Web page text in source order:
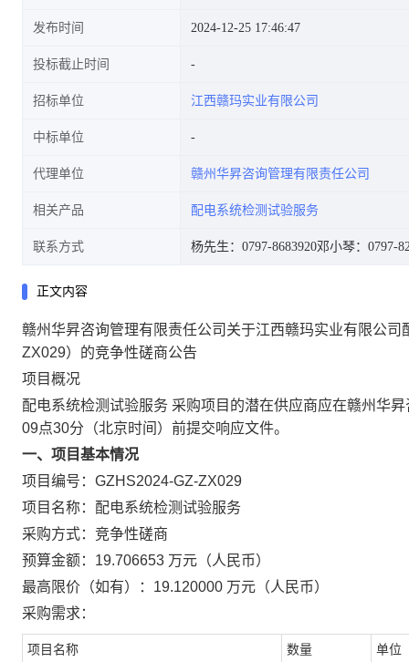
号:GZHS2024-GZ-ZX029)的竞
争性磋商公告
发布时间 2024-12-25 17:46:47
投标截止时间
招标单位 江西赣玛实业有限公司
中标单位
代理单位 赣州华昇咨询管理有限责任公司
相关产品 配电系统检测试验服务
联系方式 杨先生：0797-8683920邓小琴：0797-
正文内容
赣州华昇咨询管理有限责任公司关于江西赣玛实业有限公
ZX029）的竞争性磋商公告
项目概况
配电系统检测试验服务 采购项目的潜在供应商应在赣州华
09点30分（北京时间）前提交响应文件。
一、项目基本情况
项目编号：GZHS2024-GZ-ZX029
项目名称：配电系统检测试验服务
采购方式：竞争性磋商
预算金额：19.706653 万元（人民币）
最高限价（如有）：19.120000 万元（人民币）
采购需求：
项目名称 数量 单位